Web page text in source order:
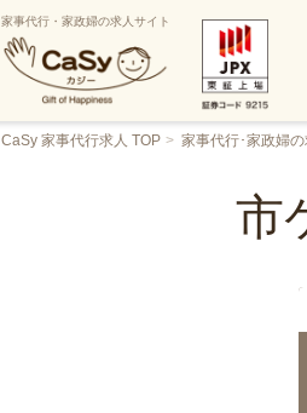
家事代行・家政婦の求人サイト
CaSy 家事代行求人 TOP 家事代行･家政婦
市